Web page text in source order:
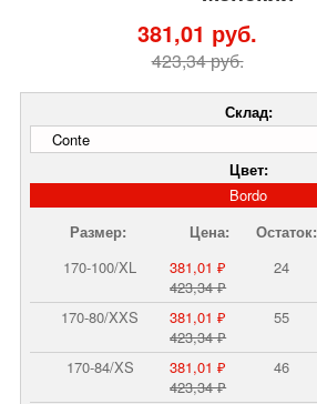
423,34 руб.
381,01 руб.
Склад:
Цвет:
Bordo
Размер:
Цена: Остаток:
170-100/XL
423,34 ₽
381,01 ₽ 24
170-80/XXS
423,34 ₽
381,01 ₽ 55
170-84/XS
423,34 ₽
381,01 ₽ 46